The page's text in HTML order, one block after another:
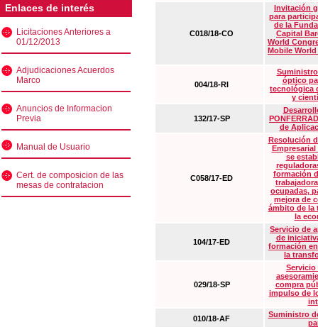
Enlaces de interés
Licitaciones Anteriores a
01/12/2013
Adjudicaciones Acuerdos
Marco
Anuncios de Informacion
Previa
Manual de Usuario
Cert. de composicion de las
mesas de contratacion
C018/18-CO
Invitación
para
de la
Capital
World
Mobile
004/18-RI
óptico
tecnológica
y
132/17-SP
de
C058/17-ED
Resolución
Empresarial
se
formación
ocupadas,
mejora de
ámbito de la
la
104/17-ED
Servicio de
de
formación
la
029/18-SP
Servicio
compra
impulso de
010/18-AF
Suministro